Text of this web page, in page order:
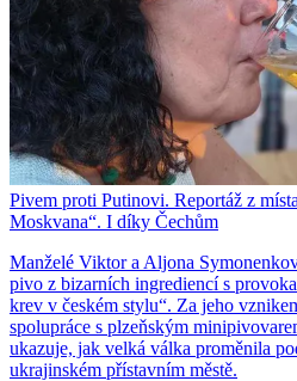
Pivem proti Putinovi. Reportáž z
Moskvana“. I díky Čechům
Manželé Viktor a Aljona
pivo z bizarních ingrediencí s
krev v českém stylu“. Za jeho
spolupráce s plzeňským
ukazuje, jak velká válka proměnila
ukrajinském přístavním městě.